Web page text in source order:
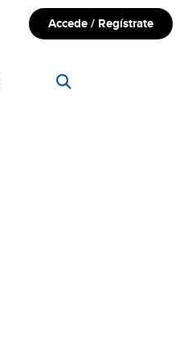
Accede / Regístrate